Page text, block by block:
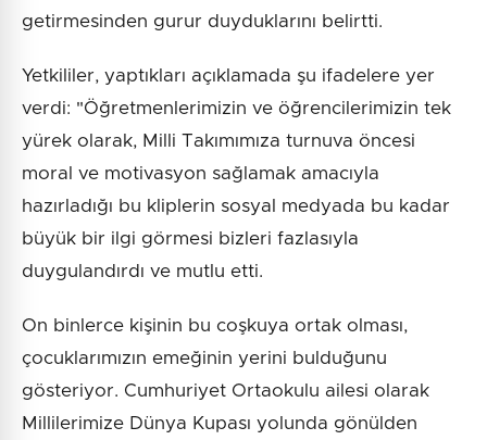
getirmesinden gurur duyduklarını belirtti.
Yetkililer, yaptıkları açıklamada şu ifadelere yer
verdi: "Öğretmenlerimizin ve öğrencilerimizin tek
yürek olarak, Milli Takımımıza turnuva öncesi
moral ve motivasyon sağlamak amacıyla
hazırladığı bu kliplerin sosyal medyada bu kadar
büyük bir ilgi görmesi bizleri fazlasıyla
duygulandırdı ve mutlu etti.
On binlerce kişinin bu coşkuya ortak olması,
çocuklarımızın emeğinin yerini bulduğunu
gösteriyor. Cumhuriyet Ortaokulu ailesi olarak
Millilerimize Dünya Kupası yolunda gönülden